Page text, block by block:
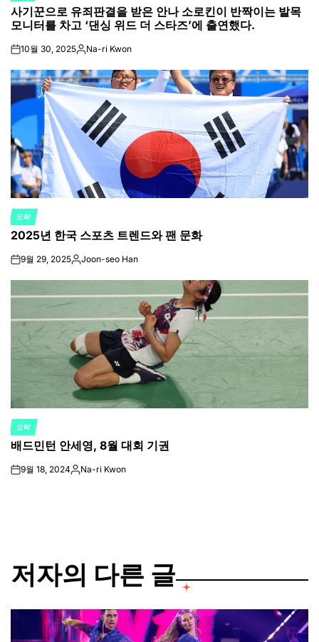
IN
사기꾼으로 유죄판결을 받은 안나 소로킨이 반짝이는 발목
모니터를 차고 ‘댄싱 위드 더 스타즈’에 출연했다.
on10월 30, 2025Posted
Na-ri Kwon
POSTED
IN
오락
2025년 한국 스포츠 트렌드와 팬 문화
on9월 29, 2025Posted
Joon-seo Han
POSTED
IN
오락
배드민턴 안세영, 8월 대회 기권
on9월 18, 2024Posted
Na-ri Kwon
저자의 다른 글